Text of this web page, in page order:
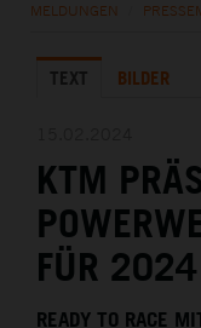
MEDIA
MELDUNGEN
TEXT BILDER
KTM
FÜR 2024
READY TO RACE